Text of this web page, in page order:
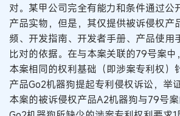
对。某甲公司完全有能力和条件通过公
产品实物，但是，其仅提供被诉侵权产
频、开发指南、开发者手册、产品使用
比对的依据。在与本案关联的79号案
本案相同的权利基础（即涉案专利权）
产品Go2机器狗提起专利侵权诉讼，举
本案的被诉侵权产品A2机器狗与79号